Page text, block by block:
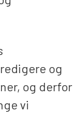
og
og derfor
vi